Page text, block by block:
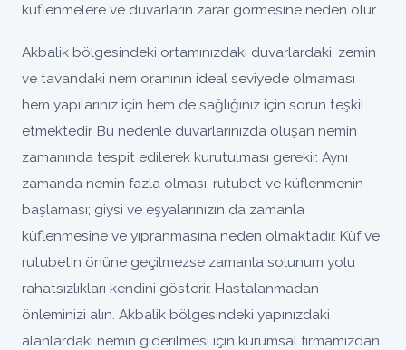
küflenmelere ve duvarların zarar görmesine neden olur.
Akbalik bölgesindeki ortamınızdaki duvarlardaki, zemin
ve tavandaki nem oranının ideal seviyede olmaması
hem yapılarınız için hem de sağlığınız için sorun teşkil
etmektedir. Bu nedenle duvarlarınızda oluşan nemin
zamanında tespit edilerek kurutulması gerekir. Aynı
zamanda nemin fazla olması, rutubet ve küflenmenin
başlaması; giysi ve eşyalarınızın da zamanla
küflenmesine ve yıpranmasına neden olmaktadır. Küf ve
rutubetin önüne geçilmezse zamanla solunum yolu
rahatsızlıkları kendini gösterir. Hastalanmadan
önleminizi alın. Akbalik bölgesindeki yapınızdaki
alanlardaki nemin giderilmesi için kurumsal firmamızdan